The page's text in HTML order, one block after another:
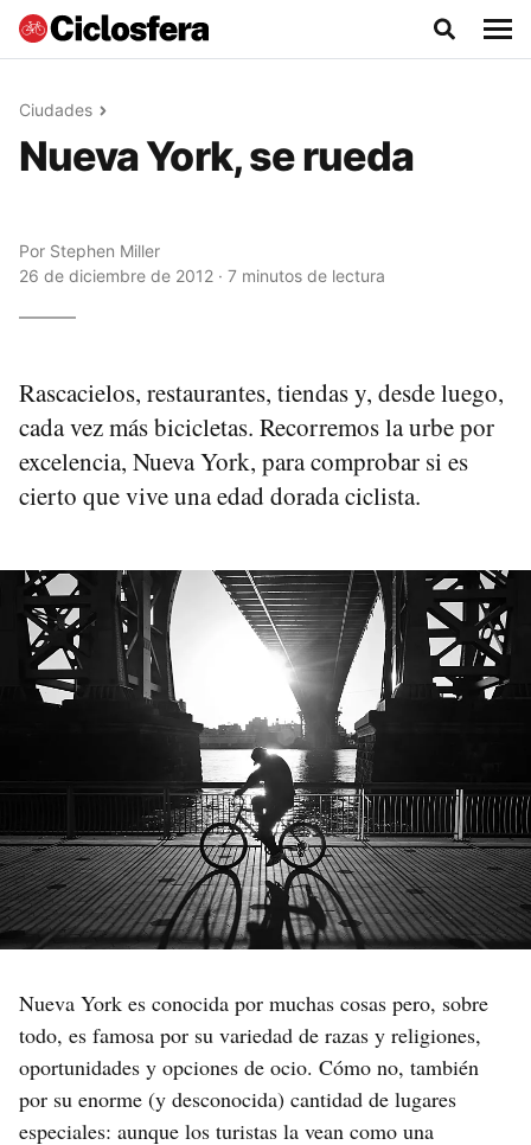
Ciudades
Nueva York, se rueda
Por Stephen Miller
26 de diciembre de 2012 · 7 minutos de lectura
Rascacielos, restaurantes, tiendas y, desde luego,
cada vez más bicicletas. Recorremos la urbe por
excelencia, Nueva York, para comprobar si es
cierto que vive una edad dorada ciclista.
Nueva York es conocida por muchas cosas pero, sobre
todo, es famosa por su variedad de razas y religiones,
oportunidades y opciones de ocio. Cómo no, también
por su enorme (y desconocida) cantidad de lugares
especiales: aunque los turistas la vean como una